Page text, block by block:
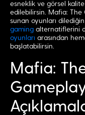
esneklik ve görsel
edilebilirsin. Mafia:
sunan oyunları
gaming alternatiflerini
oyunları arasından
başlatabilirsin.
Mafia: